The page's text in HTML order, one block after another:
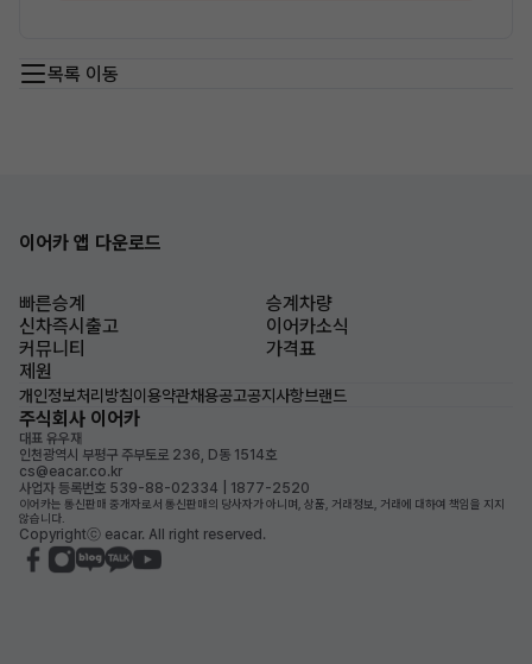
목록 이동
이어카 앱 다운로드
빠른승계
승계차량
신차즉시출고
이어카소식
커뮤니티
가격표
제원
개인정보처리방침이용약관채용공고공지사항브랜드
주식회사 이어카
대표 유우재
인천광역시 부평구 주부토로 236, D동 1514호
cs@eacar.co.kr
사업자 등록번호 539-88-02334 | 1877-2520
이어카는 통신판매 중개자로서 통신판매의 당사자가 아니며, 상품, 거래정보, 거래에 대하여 책임을 지지
않습니다.
Copyrightⓒ eacar. All right reserved.